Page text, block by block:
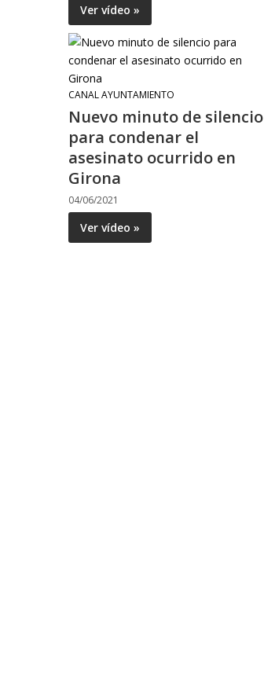
Ver vídeo »
CANAL AYUNTAMIENTO
Nuevo minuto de silencio
para condenar el
asesinato ocurrido en
Girona
04/06/2021
Ver vídeo »